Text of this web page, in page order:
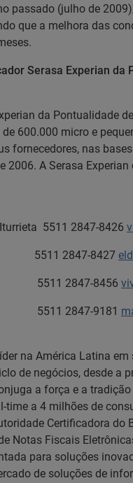
passado (julho de
que a melhora das
Serasa Experian da
da Pontualidade
600.000 micro e
fornecedores, nas
2006. A Serasa
5511 2847-8426
2847-8427
5511 2847-8456
5511 2847-9181
na América Latina
de negócios, desde a
a força e a
time a 4 milhões de
Certificadora
Notas Fiscais
para soluções
de soluções de